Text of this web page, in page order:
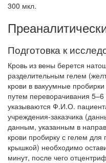
300 мкл.
Подготовка к
Кровь из вены берется
разделительным гелем
крови в вакуумные
путем переворачивания
указываются Ф.И.О.
учреждения-заказчика
данным, указанным в
крови пробирку с гелем
крышкой) необходимо
минут, после чего